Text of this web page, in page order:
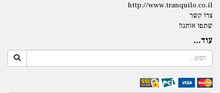
http://www.tranquilo.co.il
צרו קשר
שתפו אותנו!
עוד...